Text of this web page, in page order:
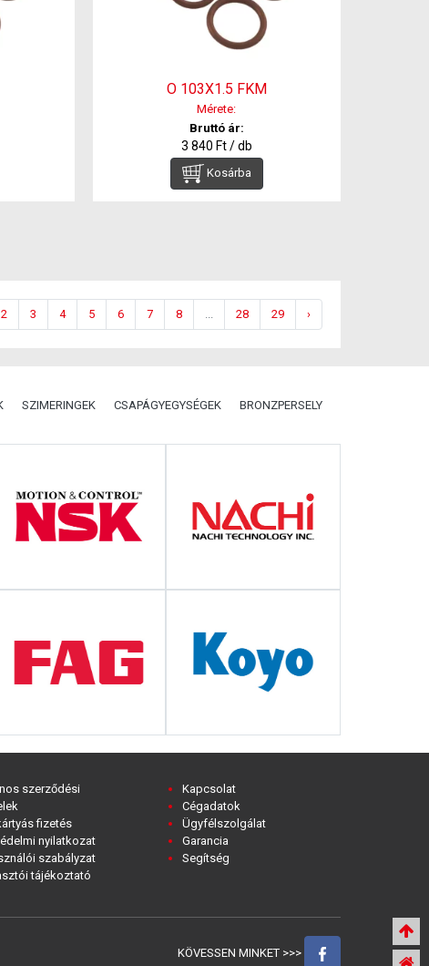
O 103X1.5 FKM
Mérete:
Bruttó ár:
3 840 Ft / db
Kosárba
2 3 4 5 6 7 8 28 29 ›
SZIMERINGEK CSAPÁGYEGYSÉGEK BRONZPERSELY
szerződési
fizetés
nyilatkozat
szabályzat
tájékoztató
Kapcsolat
Cégadatok
Ügyfélszolgálat
Garancia
Segítség
KÖVESSEN MINKET >>>